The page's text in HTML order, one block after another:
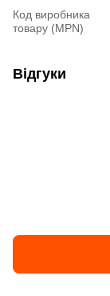
Код виробника
товару (MPN)
Відгуки